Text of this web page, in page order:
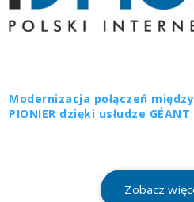
Modernizacja połączeń
PIONIER dzięki usłudze
Zobacz